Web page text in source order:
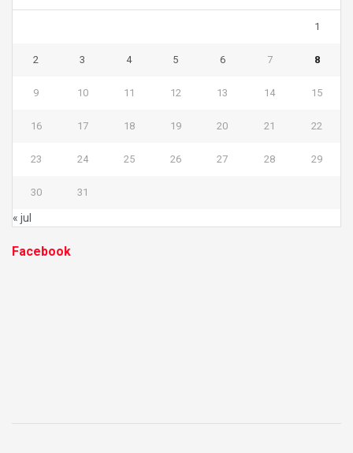
1
2 3 4 5 6 7 8
9 10 11 12 13 14 15
16 17 18 19 20 21 22
23 24 25 26 27 28 29
30 31
« jul
Facebook